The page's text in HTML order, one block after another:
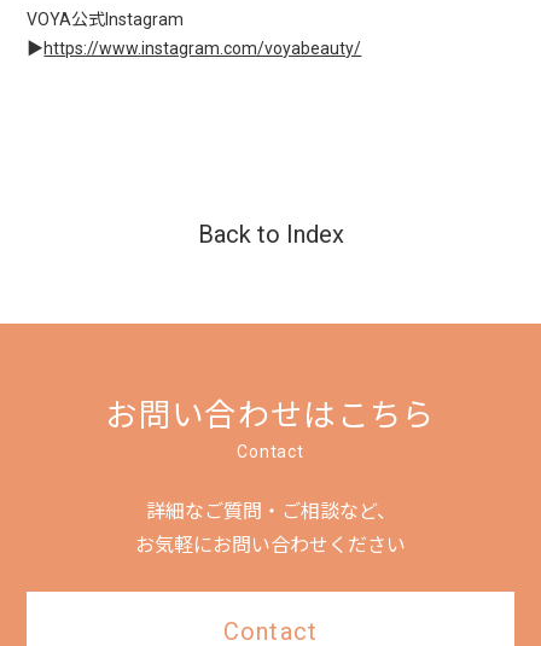
VOYA公式Instagram
▶https://www.instagram.com/voyabeauty/
Back to Index
お問い合わせはこちら
Contact
詳細なご質問・ご相談など、
お気軽にお問い合わせください
Contact